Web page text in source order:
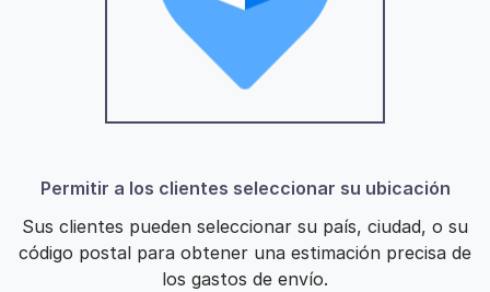
Permitir a los clientes seleccionar su ubicación
Sus clientes pueden seleccionar su país, ciudad, o su
código postal para obtener una estimación precisa de
los gastos de envío.